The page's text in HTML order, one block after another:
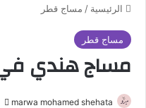
الرئيسية / مساج قطر
مساج قطر
مساج هندي
marwa mohamed shehata